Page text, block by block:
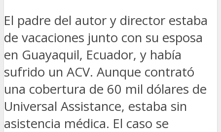
El padre del autor y director estaba
de vacaciones junto con su esposa
en Guayaquil, Ecuador, y había
sufrido un ACV. Aunque contrató
una cobertura de 60 mil dólares de
Universal Assistance, estaba sin
asistencia médica. El caso se